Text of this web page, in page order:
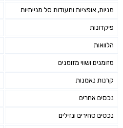
מניות, אופציות ותעודות סל מנייתיות
פיקדונות
הלוואות
מזומנים ושווי מזומנים
קרנות נאמנות
נכסים אחרים
נכסים סחירים ונזילים